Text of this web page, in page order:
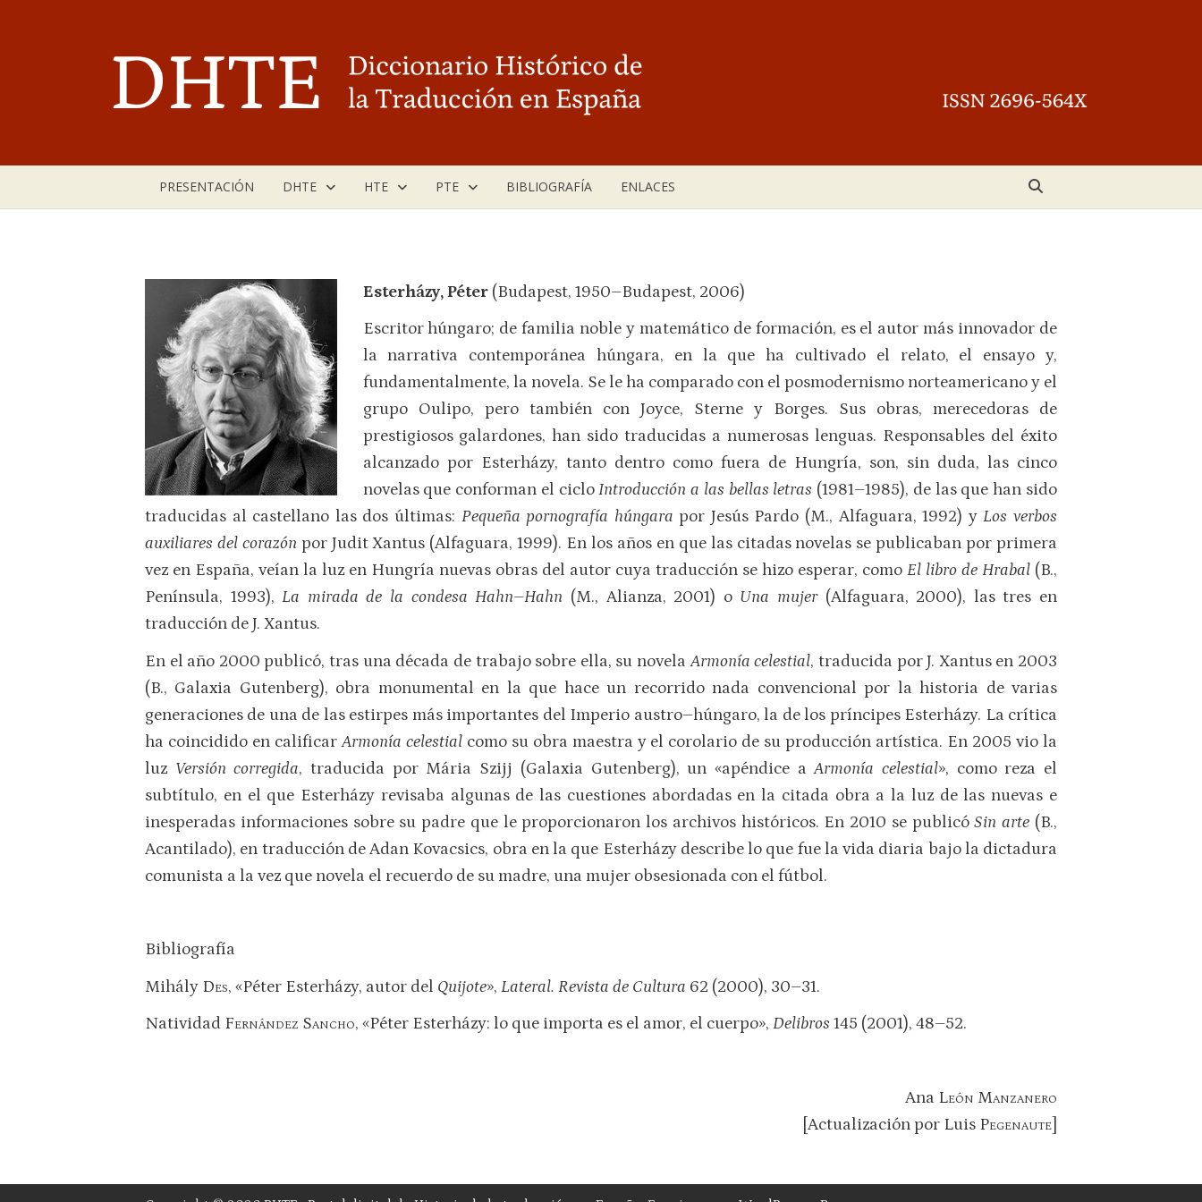
PRESENTACIÓN DHTE HTE PTE BIBLIOGRAFÍA ENLACES
Esterházy, Péter (Budapest, 1950–Budapest, 2006)
Escritor húngaro; de familia noble y matemático de formación, es el autor más innovador de
la narrativa contemporánea húngara, en la que ha cultivado el relato, el ensayo y,
fundamentalmente, la novela. Se le ha comparado con el posmodernismo norteamericano y el
grupo Oulipo, pero también con Joyce, Sterne y Borges. Sus obras, merecedoras de
prestigiosos galardones, han sido traducidas a numerosas lenguas. Responsables del éxito
alcanzado por Esterházy, tanto dentro como fuera de Hungría, son, sin duda, las cinco
novelas que conforman el cicloIntroducción a las bellas letras (1981–1985), de las que han sido
traducidas al castellano las dos últimas: Pequeña pornografía húngara por Jesús Pardo (M., Alfaguara, 1992) yLos verbos
auxiliares del corazón por Judit Xantus (Alfaguara, 1999). En los años en que las citadas novelas se publicaban por primera
vez en España, veían la luz en Hungría nuevas obras del autor cuya traducción se hizo esperar, como El libro de Hrabal (B.,
Península, 1993),La mirada de la condesa Hahn–Hahn (M., Alianza, 2001) o Una mujer (Alfaguara, 2000), las tres en
traducción de J. Xantus.
En el año 2000 publicó, tras una década de trabajo sobre ella, su novelaArmonía celestial, traducida por J. Xantus en 2003
(B., Galaxia Gutenberg), obra monumental en la que hace un recorrido nada convencional por la historia de varias
generaciones de una de las estirpes más importantes del Imperio austro–húngaro, la de los príncipes Esterházy. La crítica
ha coincidido en calificarArmonía celestial como su obra maestra y el corolario de su producción artística. En 2005 vio la
luz Versión corregida, traducida por Mária Szijj (Galaxia Gutenberg), un «apéndice aArmonía celestial», como reza el
subtítulo, en el que Esterházy revisaba algunas de las cuestiones abordadas en la citada obra a la luz de las nuevas e
inesperadas informaciones sobre su padre que le proporcionaron los archivos históricos. En 2010 se publicóSin arte (B.,
Acantilado), en traducción de Adan Kovacsics, obra en la que Esterházy describe lo que fue la vida diaria bajo la dictadura
comunista a la vez que novela el recuerdo de su madre, una mujer obsesionada con el fútbol.
Bibliografía
Mihály Des, «Péter Esterházy, autor del Quijote», Lateral. Revista de Cultura 62 (2000), 30–31.
Natividad Fernández Sancho, «Péter Esterházy: lo que importa es el amor, el cuerpo», Delibros 145 (2001), 48–52.
Ana León Manzanero
[Actualización por Luis Pegenaute